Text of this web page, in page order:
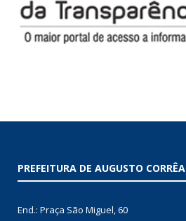
PREFEITURA DE AUGUSTO CORRÊA
End.: Praça São Miguel, 60